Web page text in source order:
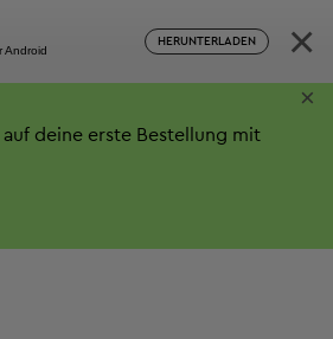
Android
HERUNTERLADEN ×
auf deine erste Bestellung mit
×